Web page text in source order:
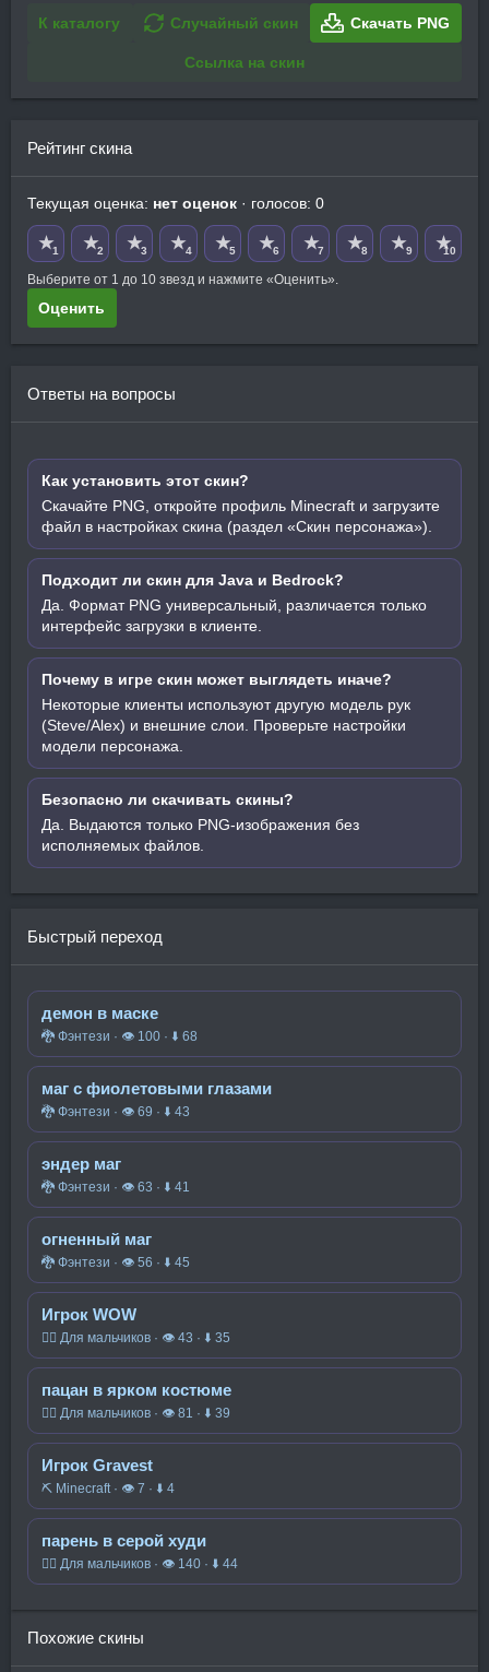
К каталогу Случайный скин Скачать PNG
Ссылка на скин
Рейтинг скина
Текущая оценка: нет оценок · голосов: 0
★1 ★2 ★3 ★4 ★5 ★6 ★7 ★8 ★9 ★10
Выберите от 1 до 10 звезд и нажмите «Оценить».
Оценить
Ответы на вопросы
Как установить этот скин?
Скачайте PNG, откройте профиль Minecraft и загрузите
файл в настройках скина (раздел «Скин персонажа»).
Подходит ли скин для Java и Bedrock?
Да. Формат PNG универсальный, различается только
интерфейс загрузки в клиенте.
Почему в игре скин может выглядеть иначе?
Некоторые клиенты используют другую модель рук
(Steve/Alex) и внешние слои. Проверьте настройки
модели персонажа.
Безопасно ли скачивать скины?
Да. Выдаются только PNG-изображения без
исполняемых файлов.
Быстрый переход
демон в маске
🐉 Фэнтези · 👁 100 · ⬇ 68
маг с фиолетовыми глазами
🐉 Фэнтези · 👁 69 · ⬇ 43
эндер маг
🐉 Фэнтези · 👁 63 · ⬇ 41
огненный маг
🐉 Фэнтези · 👁 56 · ⬇ 45
Игрок WOW
🧍‍♂️ Для мальчиков · 👁 43 · ⬇ 35
пацан в ярком костюме
🧍‍♂️ Для мальчиков · 👁 81 · ⬇ 39
Игрок Gravest
⛏️ Minecraft · 👁 7 · ⬇ 4
парень в серой худи
🧍‍♂️ Для мальчиков · 👁 140 · ⬇ 44
Похожие скины